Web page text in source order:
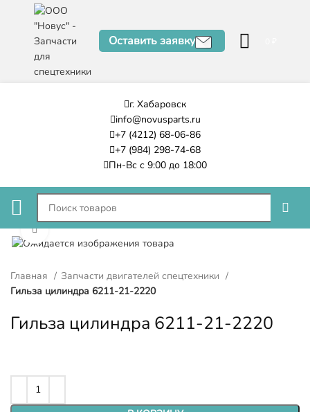
Оставить заявку
г. Хабаровск
info@novusparts.ru
+7 (4212) 68-06-86
+7 (984) 298-74-68
Пн-Вс с 9:00 до 18:00
Нажмите, чтобы увеличить
Главная
Запчасти двигателей спецтехники
Гильза цилиндра 6211-21-2220
Гильза цилиндра 6211-21-2220